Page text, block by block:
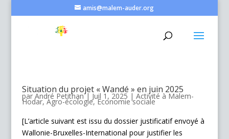
amis@malem-auder.org
Situation du projet « Wandé » en juin 2025
par André Petithan| Juil 1, 2025 | Activité à Malem-
Hodar,Agro-écologie,Economie sociale
[L’article suivant est issu du dossier justificatif envoyé à
Wallonie-Bruxelles-International pour justifier les